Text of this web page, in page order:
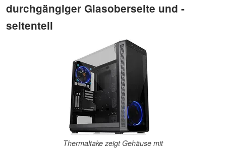
durchgängiger Glasoberseite und -
seitenteil
Thermaltake zeigt Gehäuse mit